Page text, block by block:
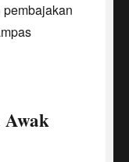
Awak